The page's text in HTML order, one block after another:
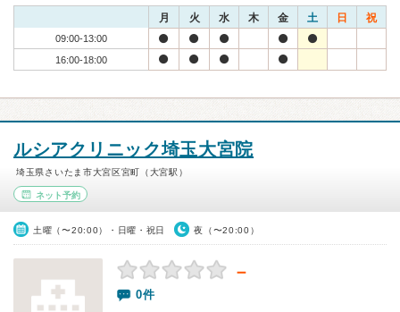
月 火 水 木 金 土 日 祝
09:00-13:00
16:00-18:00
ルシアクリニック埼玉大宮院
埼玉県さいたま市大宮区宮町（大宮駅）
ネット予約
土曜（〜20:00）・日曜・祝日 夜（〜20:00）
－
0件